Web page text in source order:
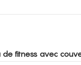
de fitness avec